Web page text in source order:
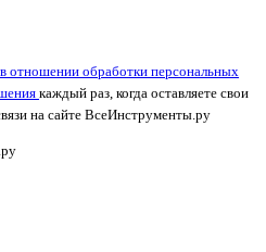
отношении обработки персональных
каждый раз, когда оставляете свои
на сайте ВсеИнструменты.ру